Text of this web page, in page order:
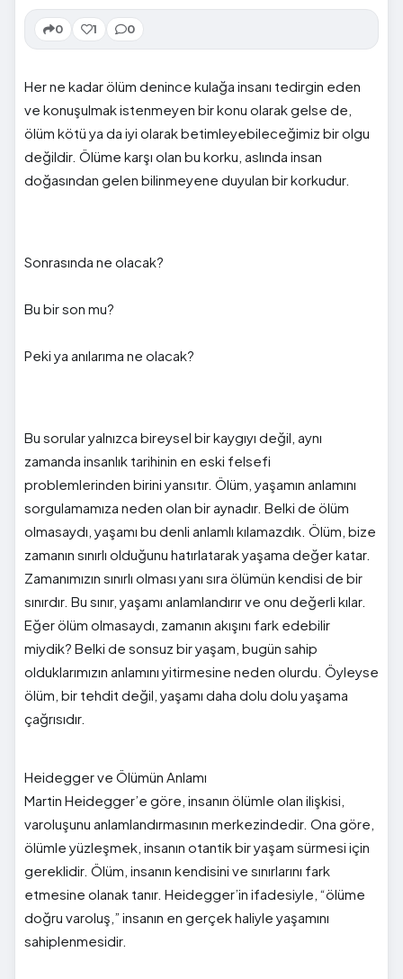
0 1 0
Her ne kadar ölüm denince kulağa insanı tedirgin eden
ve konuşulmak istenmeyen bir konu olarak gelse de,
ölüm kötü ya da iyi olarak betimleyebileceğimiz bir olgu
değildir. Ölüme karşı olan bu korku, aslında insan
doğasından gelen bilinmeyene duyulan bir korkudur.
Sonrasında ne olacak?
Bu bir son mu?
Peki ya anılarıma ne olacak?
Bu sorular yalnızca bireysel bir kaygıyı değil, aynı
zamanda insanlık tarihinin en eski felsefi
problemlerinden birini yansıtır. Ölüm, yaşamın anlamını
sorgulamamıza neden olan bir aynadır. Belki de ölüm
olmasaydı, yaşamı bu denli anlamlı kılamazdık. Ölüm, bize
zamanın sınırlı olduğunu hatırlatarak yaşama değer katar.
Zamanımızın sınırlı olması yanı sıra ölümün kendisi de bir
sınırdır. Bu sınır, yaşamı anlamlandırır ve onu değerli kılar.
Eğer ölüm olmasaydı, zamanın akışını fark edebilir
miydik? Belki de sonsuz bir yaşam, bugün sahip
olduklarımızın anlamını yitirmesine neden olurdu. Öyleyse
ölüm, bir tehdit değil, yaşamı daha dolu dolu yaşama
çağrısıdır.
Heidegger ve Ölümün Anlamı
Martin Heidegger’e göre, insanın ölümle olan ilişkisi,
varoluşunu anlamlandırmasının merkezindedir. Ona göre,
ölümle yüzleşmek, insanın otantik bir yaşam sürmesi için
gereklidir. Ölüm, insanın kendisini ve sınırlarını fark
etmesine olanak tanır. Heidegger’in ifadesiyle, “ölüme
doğru varoluş,” insanın en gerçek haliyle yaşamını
sahiplenmesidir.